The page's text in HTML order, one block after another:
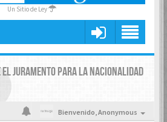
Un Sitio de Ley
JURAMENTO PARA LA NACIONALIDAD
Bienvenido,Anonymous